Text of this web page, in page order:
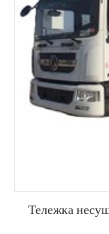
Тележка